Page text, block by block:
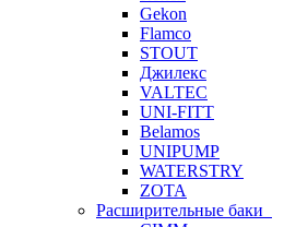
Gekon
Flamco
STOUT
Джилекс
VALTEC
UNI-FITT
Belamos
UNIPUMP
WATERSTRY
ZOTA
Расширительные баки